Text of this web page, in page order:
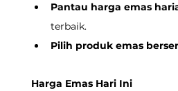
Pantau harga emas
terbaik.
Pilih produk emas
Harga Emas Hari Ini